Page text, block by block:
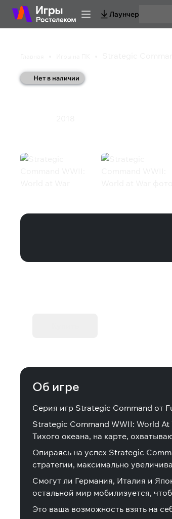
Лаунчер
Нет в наличии
Об игре
Серия игр Strategic Command от
Strategic Command WWII: World
Тихого океана, на карте,
Опираясь на успех Strategic
стратегии, максимально
Смогут ли Германия, Италия и
остальной мир мобилизуется,
Это ваша возможность взять на